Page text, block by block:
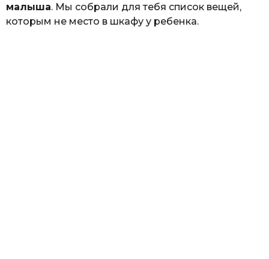
малыша. Мы собрали для тебя список вещей,
которым не место в шкафу у ребенка.